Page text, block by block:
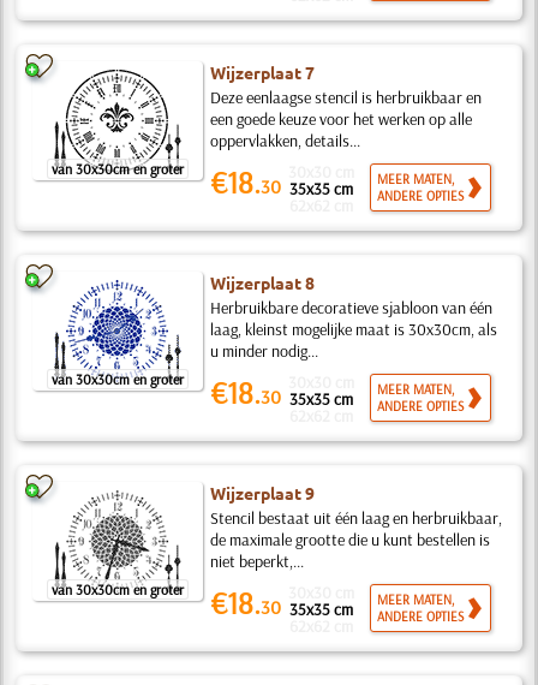
van 30x30cm en groter
Wijzerplaat 7
Deze eenlaagse stencil is herbruikbaar en
een goede keuze voor het werken op alle
oppervlakken, details...
€18.30 35x35 cm
MEER MATEN,
ANDERE OPTIES
van 30x30cm en groter
Wijzerplaat 8
Herbruikbare decoratieve sjabloon van één
laag, kleinst mogelijke maat is 30x30cm, als
u minder nodig...
€18.30 35x35 cm
MEER MATEN,
ANDERE OPTIES
van 30x30cm en groter
Wijzerplaat 9
Stencil bestaat uit één laag en herbruikbaar,
de maximale grootte die u kunt bestellen is
niet beperkt,...
€18.30 35x35 cm
MEER MATEN,
ANDERE OPTIES